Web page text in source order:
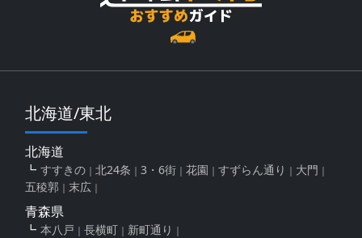
北海道/東北
北海道
すすきの 北24条 3・6街 花園 すずらん通り
大門
五稜郭
末広
青森県
本八戸 長横町 新町通り